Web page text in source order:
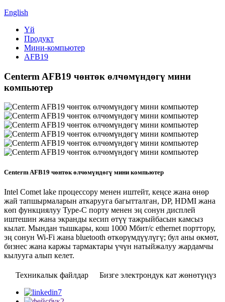
English
Үй
Продукт
Мини-компьютер
AFB19
Centerm AFB19 чөнтөк өлчөмүндөгү мини
компьютер
Centerm AFB19 чөнтөк өлчөмүндөгү мини компьютер
Intel Comet lake процессору менен иштейт, кеңсе жана өнөр
жай тапшырмаларын аткарууга багытталган, DP, HDMI жана
көп функциялуу Type-C порту менен эң сонун дисплей
иштешин жана экранды кесип өтүү тажрыйбасын камсыз
кылат. Мындан тышкары, кош 1000 Мбит/с ethernet порттору,
эң сонун Wi-Fi жана bluetooth өткөрүмдүүлүгү; бул аны өкмөт,
бизнес жана каржы тармактары үчүн натыйжалуу жардамчы
кылууга алып келет.
Техникалык файлдар Бизге электрондук кат жөнөтүңүз